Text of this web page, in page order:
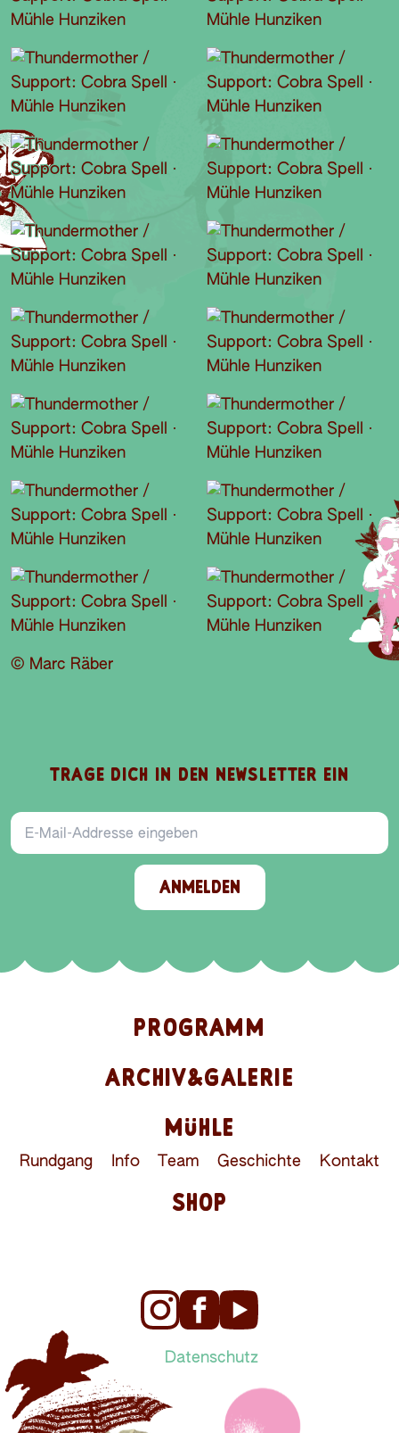
© Marc Räber
TRAGE DICH IN DEN NEWSLETTER EIN
E-Mail-Addresse
ANMELDEN
PROGRAMM
ARCHIV&GALERIE
MÜHLE
Rundgang Info Team Geschichte Kontakt
SHOP
Datenschutz